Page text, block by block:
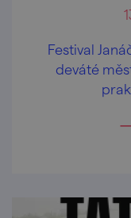
Festival
deváté